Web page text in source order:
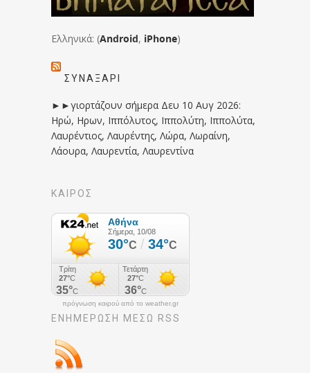
Ελληνικά: (Android, iPhone)
ΣΥΝΑΞΆΡΙ
►►γιορτάζουν σήμερα Δευ 10 Αυγ 2026:
Ηρώ, Ηρων, Ιππόλυτος, Ιππολύτη, Ιππολύτα,
Λαυρέντιος, Λαυρέντης, Λώρα, Λωραίνη,
Λάουρα, Λαυρεντία, Λαυρεντίνα
ΚΑΙΡΟΣ
πρόγνωση καιρού από το weather.gr
ΕΝΗΜΈΡΩΣΉ ΜΕΣΩ RSS